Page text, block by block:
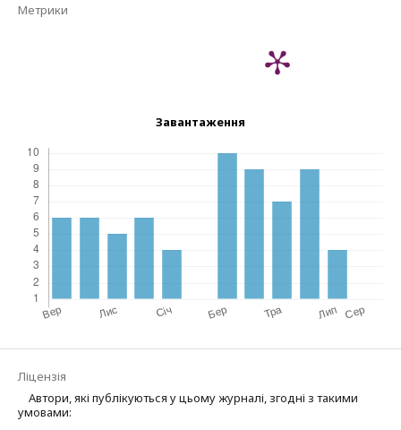
Метрики
Завантаження
Ліцензія
Автори, які публікуються у цьому журналі, згодні з такими
умовами: